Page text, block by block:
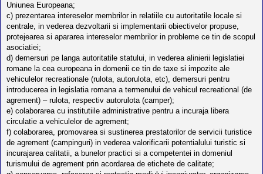
Uniunea Europeana;
c) prezentarea intereselor membrilor in relatiile cu autoritatile locale si
centrale, in vederea dezvoltarii si implementarii obiectivelor propuse,
protejearea si apararea intereselor membrilor in probleme ce tin de scopul
asociatiei;
d) demersuri pe langa autoritatile statului, in vederea alinierii legislatiei
romane la cea europeana in domenii ce tin de taxe si impozite ale
vehiculelor recreationale (rulota, autorulota, etc), demersuri pentru
introducerea in legislatia romana a termenului de vehicul recreational (de
agrement) – rulota, respectiv autorulota (camper);
e) colaborarea cu institutiile administrative pentru a incuraja libera
circulatie a vehiculelor de agrement;
f) colaborarea, promovarea si sustinerea prestatorilor de servicii turistice
de agrement (campinguri) in vederea valorificarii potentialului turistic si
incurajarea calitatii, a bunelor practici si a competentei in domeniul
turismului de agrement prin acordarea de etichete de calitate;